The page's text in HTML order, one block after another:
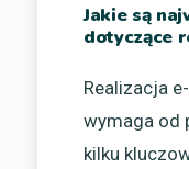
Jakie są
dotyczące
Realizacja
wymaga od
kilku